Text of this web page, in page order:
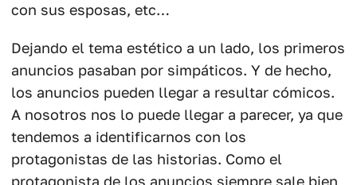
con sus esposas, etc…
Dejando el tema estético a un lado, los primeros
anuncios pasaban por simpáticos. Y de hecho,
los anuncios pueden llegar a resultar cómicos.
A nosotros nos lo puede llegar a parecer, ya que
tendemos a identificarnos con los
protagonistas de las historias. Como el
protagonista de los anuncios siempre sale bien